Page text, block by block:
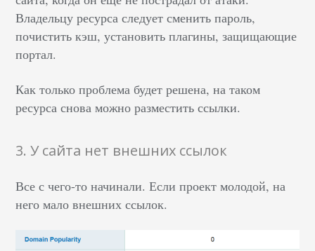
Владельцу ресурса следует сменить пароль,
почистить кэш, установить плагины, защищающие
портал.
Как только проблема будет решена, на таком
ресурса снова можно разместить ссылки.
3. У сайта нет внешних ссылок
Все с чего-то начинали. Если проект молодой, на
него мало внешних ссылок.